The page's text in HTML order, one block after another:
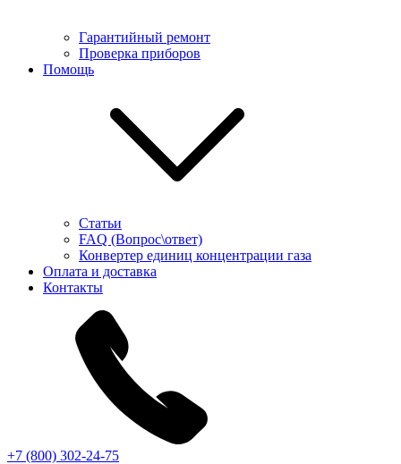
Гарантийный ремонт
Проверка приборов
Помощь
Статьи
FAQ (Вопрос\ответ)
Конвертер единиц концентрации газа
Оплата и доставка
Контакты
+7 (800) 302-24-75